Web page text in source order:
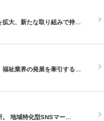
拡大、新たな取り組みで持…
福祉業界の発展を牽引する…
。 地域特化型SNSマー…